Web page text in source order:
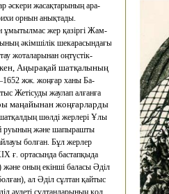
әскери жасақтарының ара-
орнын анықтады.
ұмытылмас жер қазіргі Жам-
әкімшілік шекарасындағы
жоталарынан оңтүстік-
Аңырақай шатқалының
жж. жоңғар ханы Ба-
Жетісуды жаулап алғанға
маңайынан жоңғарларды
шөлді жерлері Ұлы
руының және шапырашты
болған. Бұл жерлер
ғ. ортасында бастапқыда
оның екінші баласы Әділ
ал Әділ сұлтан қайтыс
әулеті сұлтандарының қол